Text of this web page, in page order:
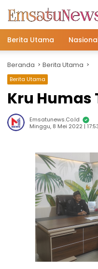
Berita Utama
Beranda Berita Utama
Berita Utama
Kru Humas
Emsatunews.co.id
Minggu, 8 Mei 2022 |